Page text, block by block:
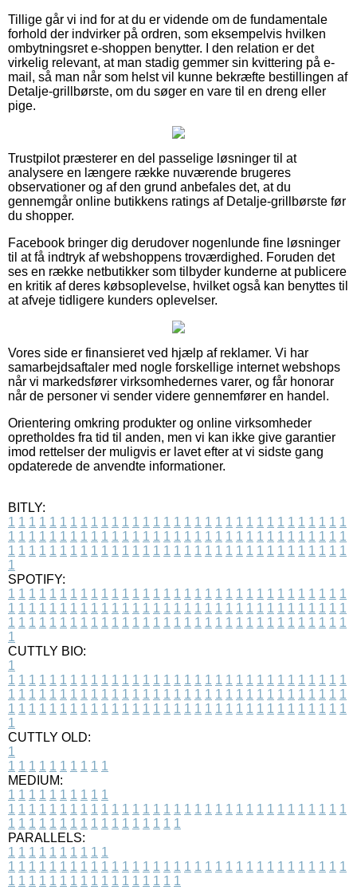
Tillige går vi ind for at du er vidende om de fundamentale
forhold der indvirker på ordren, som eksempelvis hvilken
ombytningsret e-shoppen benytter. I den relation er det
virkelig relevant, at man stadig gemmer sin kvittering på e-
mail, så man når som helst vil kunne bekræfte bestillingen af
Detalje-grillbørste, om du søger en vare til en dreng eller
pige.
Trustpilot præsterer en del passelige løsninger til at
analysere en længere række nuværende brugeres
observationer og af den grund anbefales det, at du
gennemgår online butikkens ratings af Detalje-grillbørste før
du shopper.
Facebook bringer dig derudover nogenlunde fine løsninger
til at få indtryk af webshoppens troværdighed. Foruden det
ses en række netbutikker som tilbyder kunderne at publicere
en kritik af deres købsoplevelse, hvilket også kan benyttes til
at afveje tidligere kunders oplevelser.
Vores side er finansieret ved hjælp af reklamer. Vi har
samarbejdsaftaler med nogle forskellige internet webshops
når vi markedsfører virksomhedernes varer, og får honorar
når de personer vi sender videre gennemfører en handel.
Orientering omkring produkter og online virksomheder
opretholdes fra tid til anden, men vi kan ikke give garantier
imod rettelser der muligvis er lavet efter at vi sidste gang
opdaterede de anvendte informationer.
BITLY:
1 1 1 1 1 1 1 1 1 1 1 1 1 1 1 1 1 1 1 1 1 1 1 1 1 1 1 1 1 1 1 1 1
1 1 1 1 1 1 1 1 1 1 1 1 1 1 1 1 1 1 1 1 1 1 1 1 1 1 1 1 1 1 1 1 1
1 1 1 1 1 1 1 1 1 1 1 1 1 1 1 1 1 1 1 1 1 1 1 1 1 1 1 1 1 1 1 1 1
1
SPOTIFY:
1 1 1 1 1 1 1 1 1 1 1 1 1 1 1 1 1 1 1 1 1 1 1 1 1 1 1 1 1 1 1 1 1
1 1 1 1 1 1 1 1 1 1 1 1 1 1 1 1 1 1 1 1 1 1 1 1 1 1 1 1 1 1 1 1 1
1 1 1 1 1 1 1 1 1 1 1 1 1 1 1 1 1 1 1 1 1 1 1 1 1 1 1 1 1 1 1 1 1
1
CUTTLY BIO:
1
1 1 1 1 1 1 1 1 1 1 1 1 1 1 1 1 1 1 1 1 1 1 1 1 1 1 1 1 1 1 1 1 1
1 1 1 1 1 1 1 1 1 1 1 1 1 1 1 1 1 1 1 1 1 1 1 1 1 1 1 1 1 1 1 1 1
1 1 1 1 1 1 1 1 1 1 1 1 1 1 1 1 1 1 1 1 1 1 1 1 1 1 1 1 1 1 1 1 1
1
CUTTLY OLD:
1
1 1 1 1 1 1 1 1 1 1
MEDIUM:
1 1 1 1 1 1 1 1 1 1
1 1 1 1 1 1 1 1 1 1 1 1 1 1 1 1 1 1 1 1 1 1 1 1 1 1 1 1 1 1 1 1 1
1 1 1 1 1 1 1 1 1 1 1 1 1 1 1 1 1
PARALLELS:
1 1 1 1 1 1 1 1 1 1
1 1 1 1 1 1 1 1 1 1 1 1 1 1 1 1 1 1 1 1 1 1 1 1 1 1 1 1 1 1 1 1 1
1 1 1 1 1 1 1 1 1 1 1 1 1 1 1 1 1